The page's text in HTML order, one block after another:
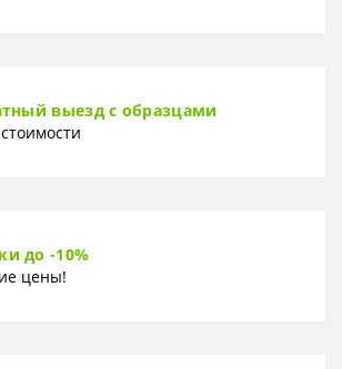
выезд с образцами
до -10%
цены!